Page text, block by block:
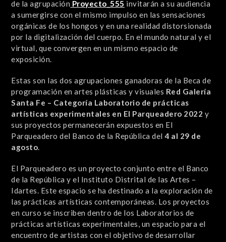
de la agrupación Proyecto_555 invitarán a su audiencia
a sumergirse con el mismo impulso en las sensaciones
orgánicas de los hongos y en una realidad distorsionada
por la digitalización del cuerpo. En el mundo natural y el
virtual, que convergen en un mismo espacio de
exposición.
Estas son las dos agrupaciones ganadoras de la Beca de
programación en artes plásticas y visuales Red Galería
Santa Fe – Categoría Laboratorio de prácticas
artísticas experimentales en El Parqueadero 2022 y
sus proyectos permanecerán expuestos en El
Parqueadero del Banco de la República del4 al 29 de
agosto.
El Parqueadero es un proyecto conjunto entre el Banco
de la República y el Instituto Distrital de las Artes –
Idartes. Este espacio se ha destinado a la exploración de
las prácticas artísticas contemporáneas. Los proyectos
en curso se inscriben dentro de los Laboratorios de
prácticas artísticas experimentales, un espacio para el
encuentro de artistas con el objetivo de desarrollar